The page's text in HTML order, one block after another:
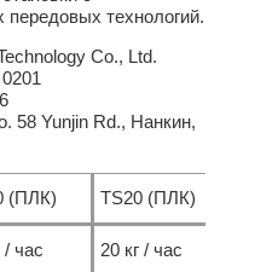
технологий.
Co., Ltd.
58 Yunjin Rd., Нанкин,
(ПЛК) TS20 (ПЛК)
/ час 20 кг / час